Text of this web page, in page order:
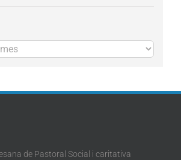
de Pastoral Social i caritativa